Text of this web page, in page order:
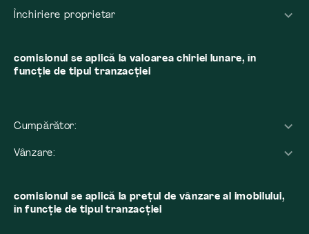
Închiriere proprietar
comisionul se aplică la valoarea chiriei lunare, în
funcție de tipul tranzacției
Cumpărător:
Vânzare:
comisionul se aplică la preţul de vânzare al imobilului,
în funcţie de tipul tranzacţiei